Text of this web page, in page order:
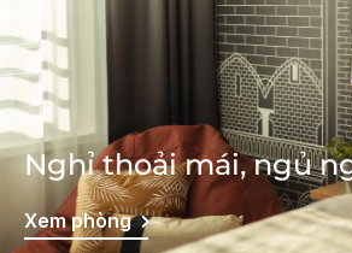
Nghỉ thoải mái, ngủ
Xem phòng